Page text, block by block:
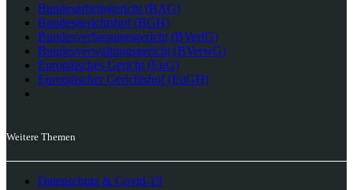
Bundesarbeitsgericht (BAG)
Bundesgerichtshof (BGH)
Bundesverfassungsgericht (BVerfG)
Bundesverwaltungsgericht (BVerwG)
Europäisches Gericht (EuG)
Europäischer Gerichtshof (EuGH)
Weitere Themen
Datenschutz & Covid-19